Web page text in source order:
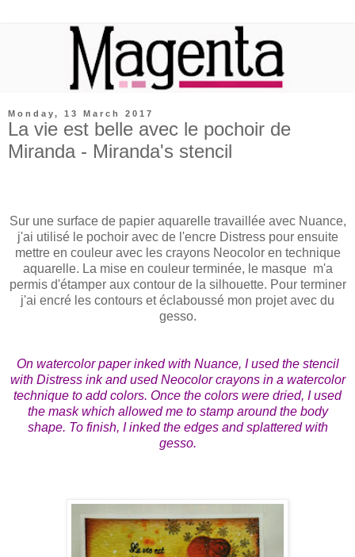
Monday, 13 March 2017
La vie est belle avec le pochoir de
Miranda - Miranda's stencil
Sur une surface de papier aquarelle travaillée avec Nuance,
j'ai utilisé le pochoir avec de l'encre Distress pour ensuite
mettre en couleur avec les crayons Neocolor en technique
aquarelle. La mise en couleur terminée, le masque m'a
permis d'étamper aux contour de la silhouette. Pour terminer
j'ai encré les contours et éclaboussé mon projet avec du
gesso.
On watercolor paper inked with Nuance, I used the stencil
with Distress ink and used Neocolor crayons in a watercolor
technique to add colors. Once the colors were dried, I used
the mask which allowed me to stamp around the body
shape. To finish, I inked the edges and splattered with
gesso.